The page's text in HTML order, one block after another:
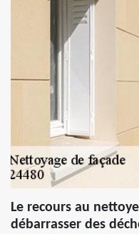
Le recours au
débarrasser des